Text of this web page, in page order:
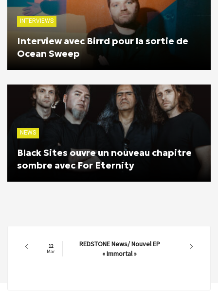
INTERVIEWS
Interview avec Birrd pour la sortie de
Ocean Sweep
NEWS
Black Sites ouvre un nouveau chapitre
sombre avec For Eternity
REDSTONE News/ Nouvel EP
« Immortal »